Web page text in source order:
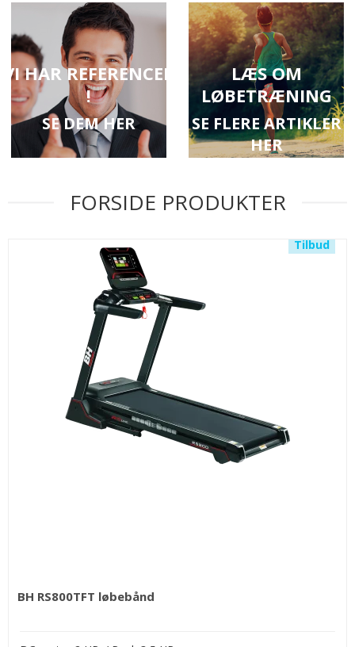
VI HAR REFERENCER
!
SE DEM HER
LÆS OM
LØBETRÆNING
SE FLERE ARTIKLER
HER
FORSIDE PRODUKTER
Tilbud
BH RS800TFT løbebånd